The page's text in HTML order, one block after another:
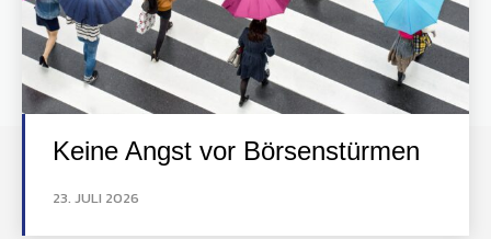
Keine Angst vor Börsenstürmen
23. JULI 2026